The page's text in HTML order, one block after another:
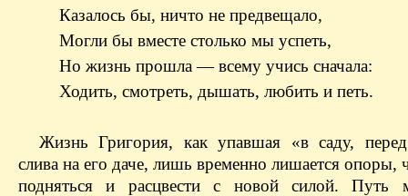
Казалось бы, ничто не предвещало,
Могли бы вместе столько мы успеть,
Но жизнь прошла — всему учись сначала:
Ходить, смотреть, дышать, любить и петь.
Жизнь Григория, как упавшая «в саду,
слива на его даче, лишь временно лишается опоры,
подняться и расцвести с новой силой. Путь